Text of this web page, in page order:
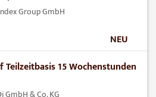
Group GmbH
NEU
Teilzeitbasis 15 Wochenstunden